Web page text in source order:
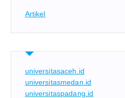
Artikel
universitasaceh.id
universitasmedan.id
universitaspadang.id